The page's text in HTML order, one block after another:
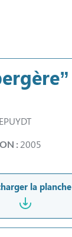
:2005
la planche